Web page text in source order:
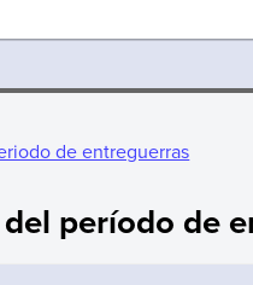
de entreguerras
período de